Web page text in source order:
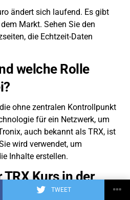
TWEET
ändert sich laufend. Es gibt
Markt. Sehen Sie den
die Echtzeit-Daten
welche Rolle
ohne zentralen Kontrollpunkt
für ein Netzwerk, um
auch bekannt als TRX, ist
wird verwendet, um
Inhalte erstellen.
Kurs in der